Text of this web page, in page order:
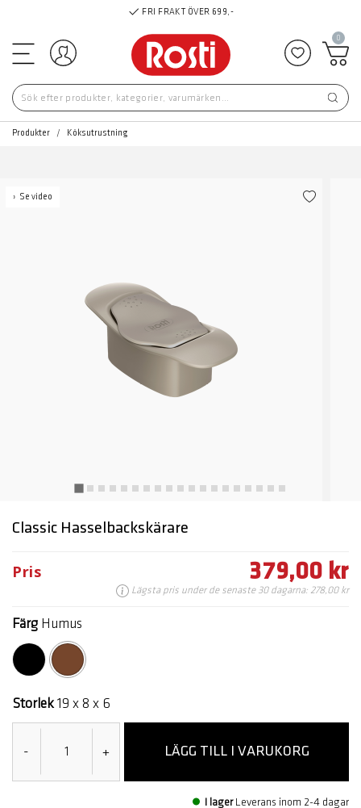
FRI FRAKT ÖVER 699,-
Logga in Lägg till
0
Produkter Köksutrustning
Se video
Classic Hasselbackskärare
Pris 379,00 kr
Lägsta pris under de senaste 30 dagarna: 278,00 kr
Färg Humus
markerade
Storlek 19 x 8 x 6
- + LÄGG TILL I VARUKORG
I lager Leverans inom 2-4 dagar